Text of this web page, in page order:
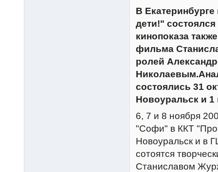
В
дети!"
кинопоказа
фильма
ролей
состоялись 31
Новоуральск и 1
6, 7 и 8 ноября
"Софи" в ККТ
Новоуральск и в
сотоятся
Станиславом